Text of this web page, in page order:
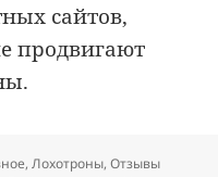
сайтов,
продвигают
,Лохотроны,Отзывы